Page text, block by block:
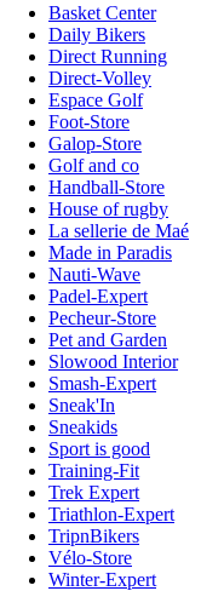
Basket Center
Daily Bikers
Direct Running
Direct-Volley
Espace Golf
Foot-Store
Galop-Store
Golf and co
Handball-Store
House of rugby
La sellerie de Maé
Made in Paradis
Nauti-Wave
Padel-Expert
Pecheur-Store
Pet and Garden
Slowood Interior
Smash-Expert
Sneak'In
Sneakids
Sport is good
Training-Fit
Trek Expert
Triathlon-Expert
TripnBikers
Vélo-Store
Winter-Expert